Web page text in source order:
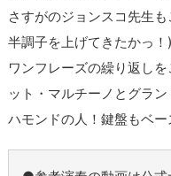
さすがのジョンスコ先生
半調子を上げてきたかっ！)
ワンフレーズの繰り返し
ット・マルチーノとグラ
ハモンドの人！鍵盤もベ